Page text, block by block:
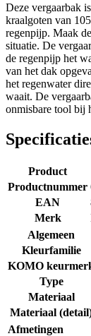
Deze vergaarbak
kraalgoten van
regenpijp. Maak
situatie. De
de regenpijp het
van het dak
het regenwater
waait. De
onmisbare tool bij
Product
Productnummer
EAN
Merk
Algemeen
Kleurfamilie
KOMO
Type
Materiaal
Materiaal
Afmetingen